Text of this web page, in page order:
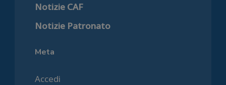
Notizie CAF
Notizie Patronato
Meta
Accedi